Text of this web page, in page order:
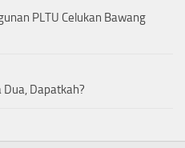
PLTU Celukan Bawang
Dua, Dapatkah?